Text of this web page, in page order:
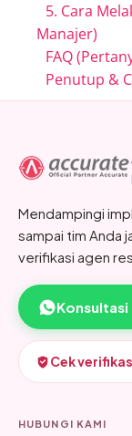
5. Cara
Manajer)
FAQ
Penutup &
Mendampingi
sampai tim Anda
verifikasi agen
Cek
HUBUNGI KAMI